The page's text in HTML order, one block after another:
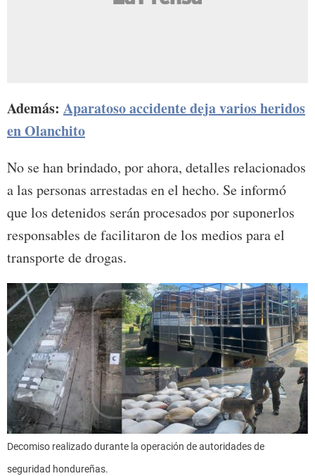
Además: Aparatoso accidente deja varios heridos
en Olanchito
No se han brindado, por ahora, detalles relacionados
a las personas arrestadas en el hecho. Se informó
que los detenidos serán procesados por suponerlos
responsables de facilitaron de los medios para el
transporte de drogas.
Decomiso realizado durante la operación de autoridades de
seguridad hondureñas.